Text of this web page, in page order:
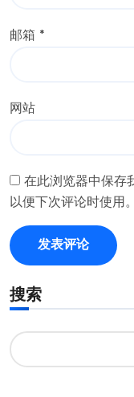
邮箱 *
网站
在此浏览器中保存
以便下次评论时使用。
搜索